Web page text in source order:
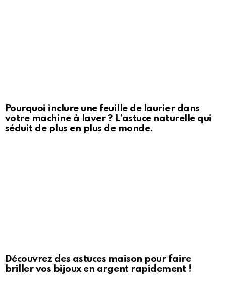
Pourquoi inclure une feuille de laurier dans
votre machine à laver ? L’astuce naturelle qui
séduit de plus en plus de monde.
Découvrez des astuces maison pour faire
briller vos bijoux en argent rapidement !